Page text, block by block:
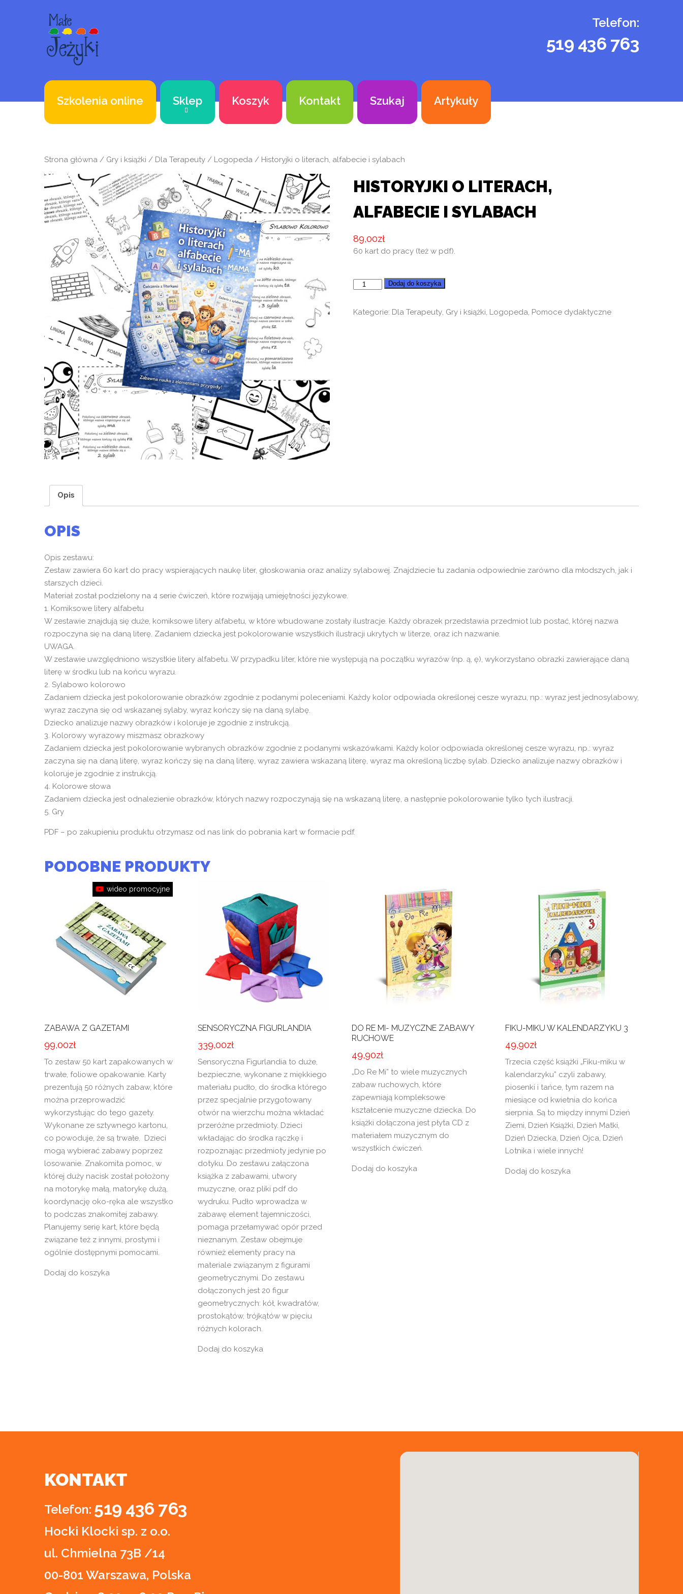
Telefon:
519 436 763
Szkolenia online Sklep Koszyk Kontakt Szukaj Artykuły
Strona główna / Gry i książki / Dla Terapeuty / Logopeda / Historyjki o literach, alfabecie i sylabach
HISTORYJKI O LITERACH,
ALFABECIE I SYLABACH
89,00zł
60 kart do pracy (też w pdf).
ilość
o
Dodaj do koszyka
Kategorie: Dla Terapeuty, Gry i książki, Logopeda, Pomoce dydaktyczne
Opis
OPIS
Opis zestawu:
Zestaw zawiera 60 kart do pracy wspierających naukę liter, głoskowania oraz analizy sylabowej. Znajdziecie tu zadania odpowiednie zarówno dla młodszych, jak i
starszych dzieci.
Materiał został podzielony na 4 serie ćwiczeń, które rozwijają umiejętności językowe.
1. Komiksowe litery alfabetu
W zestawie znajdują się duże, komiksowe litery alfabetu, w które wbudowane zostały ilustracje. Każdy obrazek przedstawia przedmiot lub postać, której nazwa
rozpoczyna się na daną literę. Zadaniem dziecka jest pokolorowanie wszystkich ilustracji ukrytych w literze, oraz ich nazwanie.
UWAGA.
W zestawie uwzględniono wszystkie litery alfabetu. W przypadku liter, które nie występują na początku wyrazów (np. ą, ę), wykorzystano obrazki zawierające daną
literę w środku lub na końcu wyrazu.
2. Sylabowo kolorowo
Zadaniem dziecka jest pokolorowanie obrazków zgodnie z podanymi poleceniami. Każdy kolor odpowiada określonej cesze wyrazu, np.: wyraz jest jednosylabowy,
wyraz zaczyna się od wskazanej sylaby, wyraz kończy się na daną sylabę.
Dziecko analizuje nazwy obrazków i koloruje je zgodnie z instrukcją.
3. Kolorowy wyrazowy miszmasz obrazkowy
Zadaniem dziecka jest pokolorowanie wybranych obrazków zgodnie z podanymi wskazówkami. Każdy kolor odpowiada określonej cesze wyrazu, np.: wyraz
zaczyna się na daną literę, wyraz kończy się na daną literę, wyraz zawiera wskazaną literę, wyraz ma określoną liczbę sylab. Dziecko analizuje nazwy obrazków i
koloruje je zgodnie z instrukcją.
4. Kolorowe słowa
Zadaniem dziecka jest odnalezienie obrazków, których nazwy rozpoczynają się na wskazaną literę, a następnie pokolorowanie tylko tych ilustracji.
5. Gry
PDF – po zakupieniu produktu otrzymasz od nas link do pobrania kart w formacie pdf.
PODOBNE PRODUKTY
wideo promocyjne
ZABAWA Z GAZETAMI
99,00zł
To zestaw 50 kart zapakowanych w
trwałe, foliowe opakowanie. Karty
prezentują 50 różnych zabaw, które
można przeprowadzić
wykorzystując do tego gazety.
Wykonane ze sztywnego kartonu,
co powoduje, że są trwałe. Dzieci
mogą wybierać zabawy poprzez
losowanie. Znakomita pomoc, w
której duży nacisk został położony
na motorykę małą, matorykę dużą,
koordynację oko-ręka ale wszystko
to podczas znakomitej zabawy.
Planujemy serię kart, które będą
związane też z innymi, prostymi i
ogólnie dostępnymi pomocami.
Dodaj do koszyka
SENSORYCZNA FIGURLANDIA
339,00zł
Sensoryczna Figurlandia to duże,
bezpieczne, wykonane z miękkiego
materiału pudło, do środka którego
przez specjalnie przygotowany
otwór na wierzchu można wkładać
przeróżne przedmioty. Dzieci
wkładając do środka rączkę i
rozpoznając przedmioty jedynie po
dotyku. Do zestawu załączona
książka z zabawami, utwory
muzyczne, oraz pliki pdf do
wydruku. Pudło wprowadza w
zabawę element tajemniczości,
pomaga przełamywać opór przed
nieznanym. Zestaw obejmuje
również elementy pracy na
materiale związanym z figurami
geometrycznymi. Do zestawu
dołączonych jest 20 figur
geometrycznych: kół, kwadratów,
prostokątów, trójkątów w pięciu
różnych kolorach.
Dodaj do koszyka
DO RE MI- MUZYCZNE ZABAWY
RUCHOWE
49,90zł
„Do Re Mi” to wiele muzycznych
zabaw ruchowych, które
zapewniają kompleksowe
kształcenie muzyczne dziecka. Do
książki dołączona jest płyta CD z
materiałem muzycznym do
wszystkich ćwiczeń.
Dodaj do koszyka
FIKU-MIKU W KALENDARZYKU 3
49,90zł
Trzecia część książki „Fiku-miku w
kalendarzyku” czyli zabawy,
piosenki i tańce, tym razem na
miesiące od kwietnia do końca
sierpnia. Są to między innymi Dzień
Ziemi, Dzień Książki, Dzień Matki,
Dzień Dziecka, Dzień Ojca, Dzień
Lotnika i wiele innych!
Dodaj do koszyka
KONTAKT
Telefon: 519 436 763
Hocki Klocki sp. z o.o.
ul. Chmielna 73B /14
00-801 Warszawa, Polska